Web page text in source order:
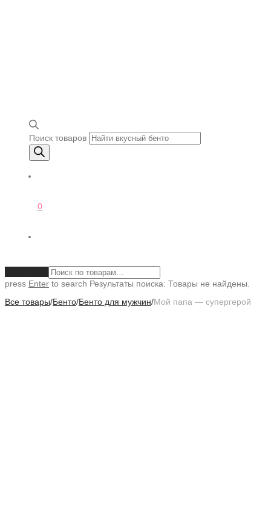
Поиск товаров
0
press Enter to search Результаты поиска: Товары не найдены.
Все товары/Бенто/Бенто для мужчин/Мой папа — супергерой